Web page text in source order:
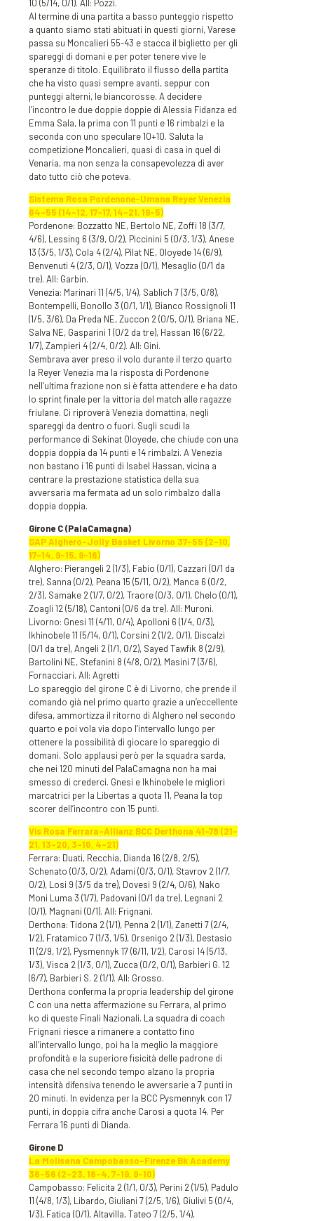
10 (5/14, 0/1). All: Pozzi.
Al termine di una partita a basso punteggio rispetto
a quanto siamo stati abituati in questi giorni, Varese
passa su Moncalieri 55-43 e stacca il biglietto per gli
spareggi di domani e per poter tenere vive le
speranze di titolo. Equilibrato il flusso della partita
che ha visto quasi sempre avanti, seppur con
punteggi alterni, le biancorosse. A decidere
l’incontro le due doppie doppie di Alessia Fidanza ed
Emma Sala, la prima con 11 punti e 16 rimbalzi e la
seconda con uno speculare 10+10. Saluta la
competizione Moncalieri, quasi di casa in quel di
Venaria, ma non senza la consapevolezza di aver
dato tutto ciò che poteva.
Sistema Rosa Pordenone-Umana Reyer Venezia
64-55 (14-12, 17-17, 14-21, 19-5)
Pordenone: Bozzatto NE, Bertolo NE, Zoffi 18 (3/7,
4/6), Lessing 6 (3/9, 0/2), Piccinini 5 (0/3, 1/3), Anese
13 (3/5, 1/3), Cola 4 (2/4), Pilat NE, Oloyede 14 (6/9),
Benvenuti 4 (2/3, 0/1), Vozza (0/1), Mesaglio (0/1 da
tre). All: Garbin.
Venezia: Marinari 11 (4/5, 1/4), Sablich 7 (3/5, 0/8),
Bontempelli, Bonollo 3 (0/1, 1/1), Bianco Rossignoli 11
(1/5, 3/6), Da Preda NE, Zuccon 2 (0/5, 0/1), Briana NE,
Salva NE, Gasparini 1 (0/2 da tre), Hassan 16 (6/22,
1/7), Zampieri 4 (2/4, 0/2). All: Gini.
Sembrava aver preso il volo durante il terzo quarto
la Reyer Venezia ma la risposta di Pordenone
nell’ultima frazione non si è fatta attendere e ha dato
lo sprint finale per la vittoria del match alle ragazze
friulane. Ci riproverà Venezia domattina, negli
spareggi da dentro o fuori. Sugli scudi la
performance di Sekinat Oloyede, che chiude con una
doppia doppia da 14 punti e 14 rimbalzi. A Venezia
non bastano i 16 punti di Isabel Hassan, vicina a
centrare la prestazione statistica della sua
avversaria ma fermata ad un solo rimbalzo dalla
doppia doppia.
Girone C (PalaCamagna)
SAP Alghero-Jolly Basket Livorno 37-55 (2-10,
17-14, 9-15, 9-16)
Alghero: Pierangeli 2 (1/3), Fabio (0/1), Cazzari (0/1 da
tre), Sanna (0/2), Peana 15 (5/11, 0/2), Manca 6 (0/2,
2/3), Samake 2 (1/7, 0/2), Traore (0/3, 0/1), Chelo (0/1),
Zoagli 12 (5/18), Cantoni (0/6 da tre). All: Muroni.
Livorno: Gnesi 11 (4/11, 0/4), Apolloni 6 (1/4, 0/3),
Ikhinobele 11 (5/14, 0/1), Corsini 2 (1/2, 0/1), Discalzi
(0/1 da tre), Angeli 2 (1/1, 0/2), Sayed Tawfik 8 (2/9),
Bartolini NE, Stefanini 8 (4/8, 0/2), Masini 7 (3/6),
Fornacciari. All: Agretti
Lo spareggio del girone C è di Livorno, che prende il
comando già nel primo quarto grazie a un’eccellente
difesa, ammortizza il ritorno di Alghero nel secondo
quarto e poi vola via dopo l’intervallo lungo per
ottenere la possibilità di giocare lo spareggio di
domani. Solo applausi però per la squadra sarda,
che nei 120 minuti del PalaCamagna non ha mai
smesso di crederci. Gnesi e Ikhinobele le migliori
marcatrici per la Libertas a quota 11, Peana la top
scorer dell’incontro con 15 punti.
Vis Rosa Ferrara-Allianz BCC Derthona 41-78 (21-
21, 13-20, 3-16, 4-21)
Ferrara: Duati, Recchia, Dianda 16 (2/8, 2/5),
Schenato (0/3, 0/2), Adami (0/3, 0/1), Stavrov 2 (1/7,
0/2), Losi 9 (3/5 da tre), Dovesi 9 (2/4, 0/6), Nako
Moni Luma 3 (1/7), Padovani (0/1 da tre), Legnani 2
(0/1), Magnani (0/1). All: Frignani.
Derthona: Tidona 2 (1/1), Penna 2 (1/1), Zanetti 7 (2/4,
1/2), Fratamico 7 (1/3, 1/5), Orsenigo 2 (1/3), Destasio
11 (2/9, 1/2), Pysmennyk 17 (6/11, 1/2), Carosi 14 (5/13,
1/3), Visca 2 (1/3, 0/1), Zucca (0/2, 0/1), Barbieri G. 12
(6/7), Barbieri S. 2 (1/1). All: Grosso.
Derthona conferma la propria leadership del girone
C con una netta affermazione su Ferrara, al primo
ko di queste Finali Nazionali. La squadra di coach
Frignani riesce a rimanere a contatto fino
all’intervallo lungo, poi ha la meglio la maggiore
profondità e la superiore fisicità delle padrone di
casa che nel secondo tempo alzano la propria
intensità difensiva tenendo le avversarie a 7 punti in
20 minuti. In evidenza per la BCC Pysmennyk con 17
punti, in doppia cifra anche Carosi a quota 14. Per
Ferrara 16 punti di Dianda.
Girone D
La Molisana Campobasso-Firenze Bk Academy
36-56 (2-23, 18-4, 7-19, 9-10)
Campobasso: Felicita 2 (1/1, 0/3), Perini 2 (1/5), Padulo
11 (4/8, 1/3), Libardo, Giuliani 7 (2/5, 1/6), Giulivi 5 (0/4,
1/3), Fatica (0/1), Altavilla, Tateo 7 (2/5, 1/4),